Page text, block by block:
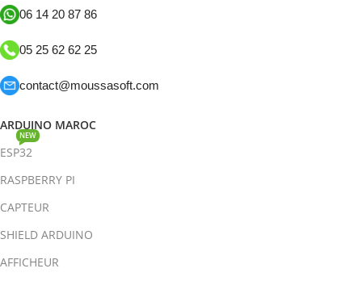
06 14 20 87 86
05 25 62 62 25
contact@moussasoft.com
ARDUINO MAROC
ESP32
NEW
RASPBERRY PI
CAPTEUR
SHIELD ARDUINO
AFFICHEUR